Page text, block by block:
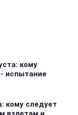
кому
испытание
кому следует